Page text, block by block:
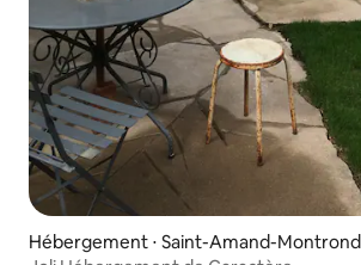
Hébergement ⋅ Saint-Amand-Montrond